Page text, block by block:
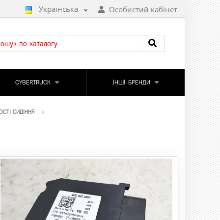
Українська Особистий кабінет
CYBERTRUCK ІНШІ БРЕНДИ
СИДІННЯ